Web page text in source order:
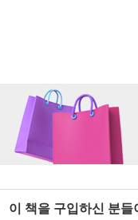
이 책을 구입하신 분